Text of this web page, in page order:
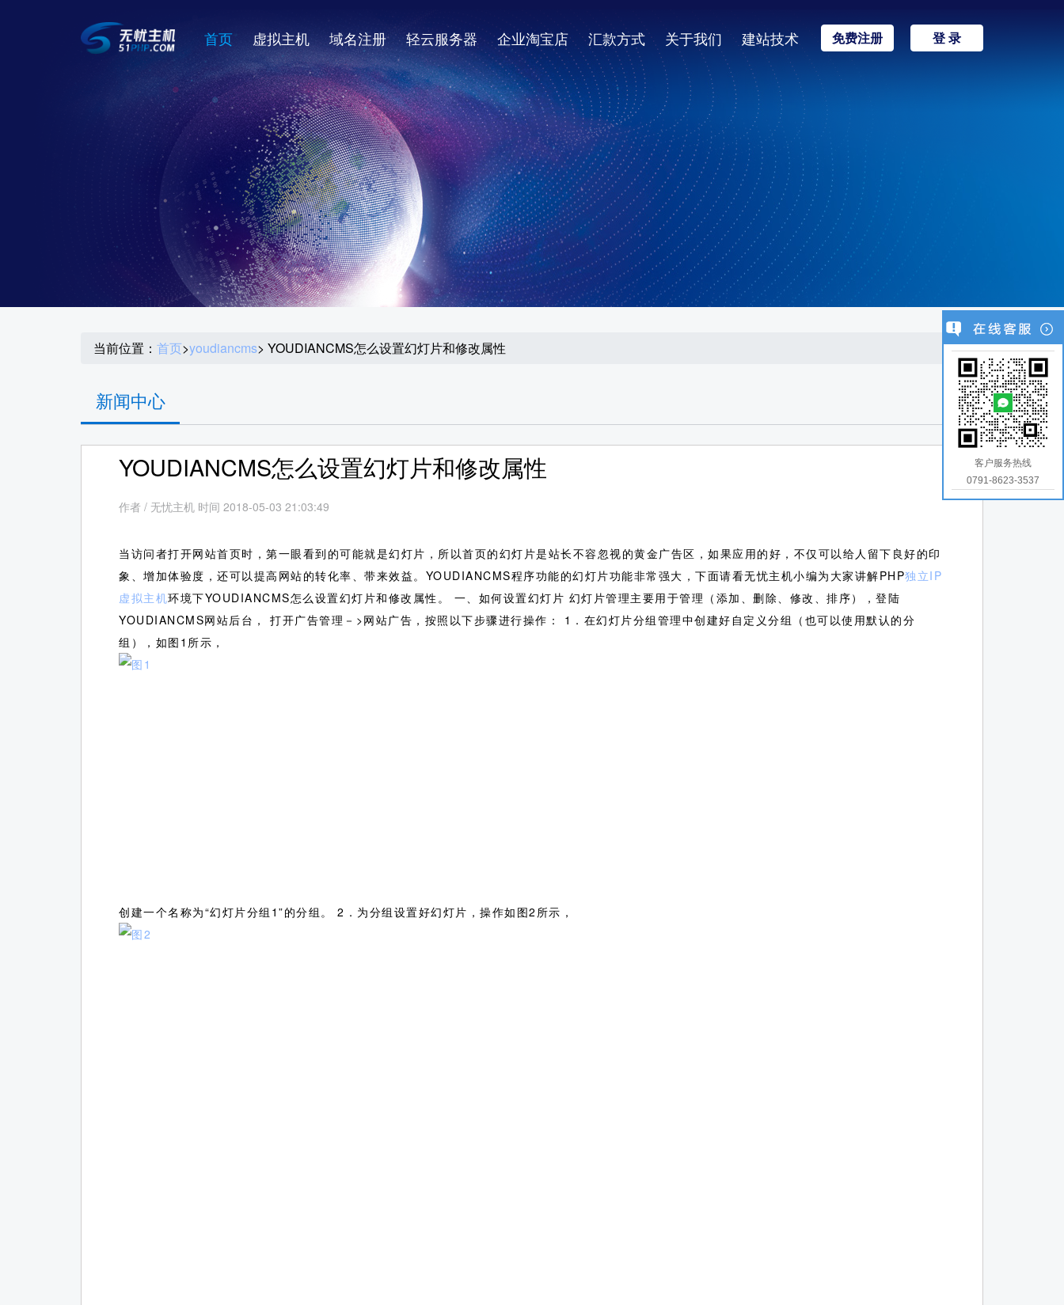
首页 虚拟主机 域名注册 轻云服务器 企业淘宝店 汇款方式 关于我们 建站技术 免费注册 登 录
当前位置： 首页>youdiancms> YOUDIANCMS怎么设置幻灯片和修改属性
新闻中心
YOUDIANCMS怎么设置幻灯片和修改属性
作者 / 无忧主机 时间 2018-05-03 21:03:49
当访问者打开网站首页时，第一眼看到的可能就是幻灯片，所以首页的幻灯片是站长不容忽视的黄金广告区，如果应用的好，不仅可以给人留下良好的印
象、增加体验度，还可以提高网站的转化率、带来效益。YOUDIANCMS程序功能的幻灯片功能非常强大，下面请看无忧主机小编为大家讲解PHP独立IP
虚拟主机环境下YOUDIANCMS怎么设置幻灯片和修改属性。
一、如何设置幻灯片 幻灯片管理主要用于管理（添加、删除、修改、排序），登陆
YOUDIANCMS网站后台， 打开广告管理－>网站广告，按照以下步骤进行操作： 1．在幻灯片分组管理中创建好自定义分组（也可以使用默认的分
组），如图1所示，
创建一个名称为“幻灯片分组1”的分组。 2．为分组设置好幻灯片，操作如图2所示，
客户服务热线
0791-8623-3537